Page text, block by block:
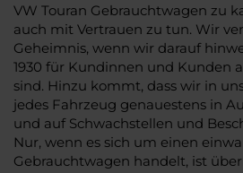
VW Touran Gebrauchtwagen zu
auch mit Vertrauen zu tun. Wir
Geheimnis, wenn wir darauf
1930 für Kundinnen und Kunden
sind. Hinzu kommt, dass wir in
jedes Fahrzeug genauestens in
und auf Schwachstellen und
Nur, wenn es sich um einen
Gebrauchtwagen handelt, ist